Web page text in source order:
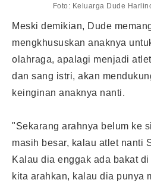
Foto: Keluarga Dude
Meski demikian, Dude
mengkhususkan anaknya
olahraga, apalagi menjadi
dan sang istri, akan
keinginan anaknya nanti.
"Sekarang arahnya belum ke
masih besar, kalau atlet nanti
Kalau dia enggak ada bakat
kita arahkan, kalau dia punya